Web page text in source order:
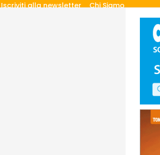
Iscriviti alla newsletter Chi Siamo